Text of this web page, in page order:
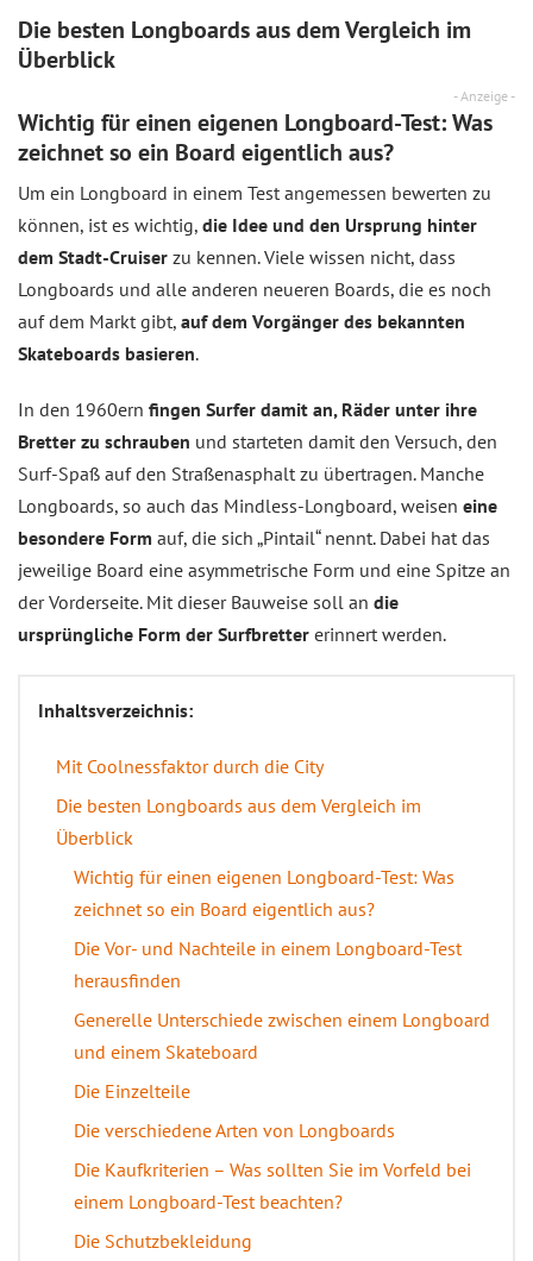
Die besten Longboards aus demVergleich im
Überblick
- Anzeige -
Wichtig für einen eigenen Longboard-Test: Was
zeichnet so ein Board eigentlich aus?
Um ein Longboard in einem Test angemessen bewerten zu
können, ist es wichtig, die Idee und den Ursprung hinter
dem Stadt-Cruiser zu kennen. Viele wissen nicht, dass
Longboards und alle anderen neueren Boards, die es noch
auf dem Markt gibt, auf dem Vorgänger des bekannten
Skateboards basieren.
In den 1960ern fingen Surfer damit an, Räder unter ihre
Bretter zu schrauben und starteten damit den Versuch, den
Surf-Spaß auf den Straßenasphalt zu übertragen. Manche
Longboards, so auch das Mindless-Longboard, weisen eine
besondere Form auf, die sich „Pintail“ nennt. Dabei hat das
jeweilige Board eine asymmetrische Form und eine Spitze an
der Vorderseite. Mit dieser Bauweise soll an die
ursprüngliche Form der Surfbretter erinnert werden.
Inhaltsverzeichnis:
Mit Coolnessfaktor durch die City
Die besten Longboards aus dem Vergleich im
Überblick
Wichtig für einen eigenen Longboard-Test: Was
zeichnet so ein Board eigentlich aus?
Die Vor- und Nachteile in einem Longboard-Test
herausfinden
Generelle Unterschiede zwischen einem Longboard
und einem Skateboard
Die Einzelteile
Die verschiedene Arten von Longboards
Die Kaufkriterien – Was sollten Sie im Vorfeld bei
einem Longboard-Test beachten?
Die Schutzbekleidung